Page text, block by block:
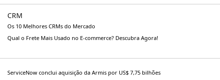
CRM
Os 10 Melhores CRMs do Mercado
Qual o Frete Mais Usado no E-commerce? Descubra Agora!
ServiceNow conclui aquisição da Armis por US$ 7,75 bilhões